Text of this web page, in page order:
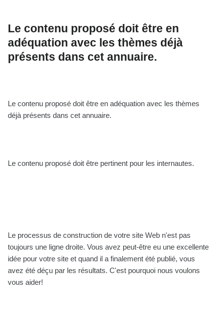
Le contenu proposé doit être en
adéquation avec les thèmes déjà
présents dans cet annuaire.
Le contenu proposé doit être en adéquation avec les thèmes
déjà présents dans cet annuaire.
Le contenu proposé doit être pertinent pour les internautes.
Le processus de construction de votre site Web n'est pas
toujours une ligne droite. Vous avez peut-être eu une excellente
idée pour votre site et quand il a finalement été publié, vous
avez été déçu par les résultats. C'est pourquoi nous voulons
vous aider!